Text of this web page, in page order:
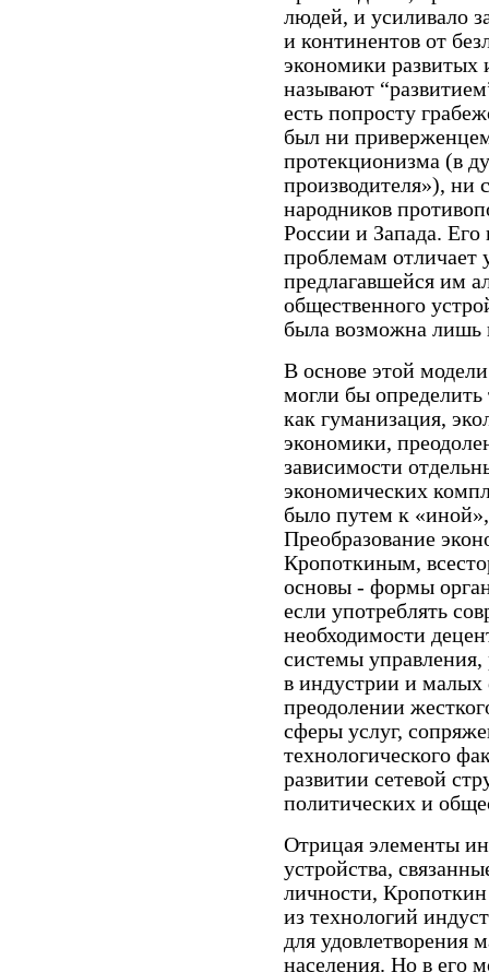
людей, и усиливало
и континентов от
экономики развитых
называют
есть попросту
был ни
протекционизма (в
производителя»), ни
народников
России и Запада.
проблемам отличает
предлагавшейся им
общественного
была возможна лишь
В основе этой
могли бы
как гуманизация,
экономики,
зависимости
экономических
было путем к
Преобразование
Кропоткиным,
основы - формы
если употреблять
необходимости
системы
в индустрии и малых
преодолении
сферы услуг,
технологического
развитии сетевой
политических и
Отрицая элементы
устройства,
личности,
из технологий
для удовлетворения
населения. Но в его